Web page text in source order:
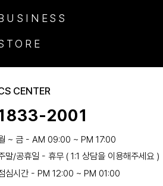
CENTER
2001
~ 금 - AM 09:00 ~ PM 17:00
말/공휴일 - 휴무 ( 1:1 상담을 이용해주세요 )
심시간 - PM 12:00 ~ PM 01:00